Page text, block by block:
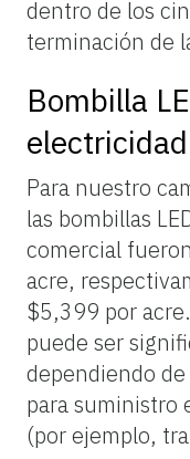
dentro de los
terminación de
Bombilla
electricidad
Para nuestro
las bombillas
comercial
acre,
$5,399 por
puede ser
dependiendo
para suministro
(por ejemplo,